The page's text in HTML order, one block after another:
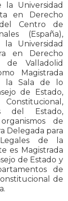
la Universidad
en Derecho
Centro de
(España),
Universidad
en Derecho
de Valladolid
Magistrada
la Sala de lo
de Estado,
del Estado,
de
Delegada para
de la
es Magistrada
de Estado y
de
de